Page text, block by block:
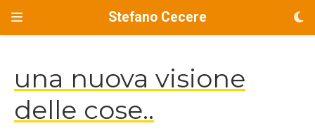
Stefano Cecere
una nuova visione
delle cose..